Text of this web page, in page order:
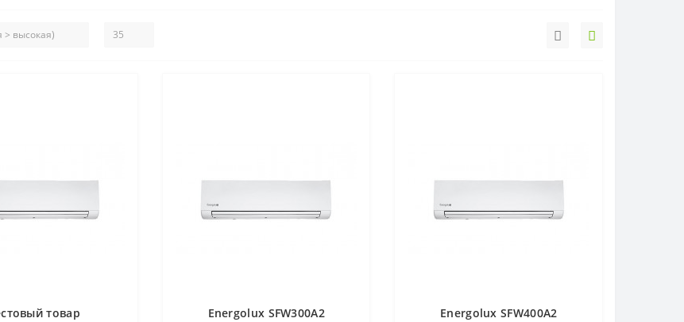
товар Energolux SFW300A2 Energolux SFW400A2